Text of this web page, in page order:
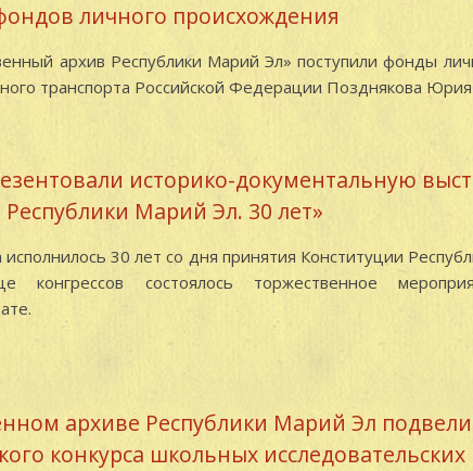
личного происхождения
архив Республики Марий Эл» поступили фонды
транспорта Российской Федерации Позднякова Юрия
историко-документальную
Марий Эл. 30 лет»
30 лет со дня принятия Конституции
состоялось торжественное
архиве Республики Марий Эл
конкурса школьных